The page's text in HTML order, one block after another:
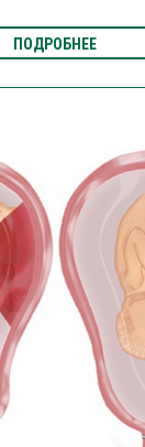
ПОДРОБНЕЕ